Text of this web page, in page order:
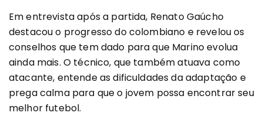
Em entrevista após a partida, Renato Gaúcho
destacou o progresso do colombiano e revelou os
conselhos que tem dado para que Marino evolua
ainda mais. O técnico, que também atuava como
atacante, entende as dificuldades da adaptação e
prega calma para que o jovem possa encontrar seu
melhor futebol.